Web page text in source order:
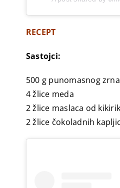
RECEPT
Sastojci:
500 g punomasnog
4 žlice meda
2 žlice maslaca od
2 žlice čokoladnih